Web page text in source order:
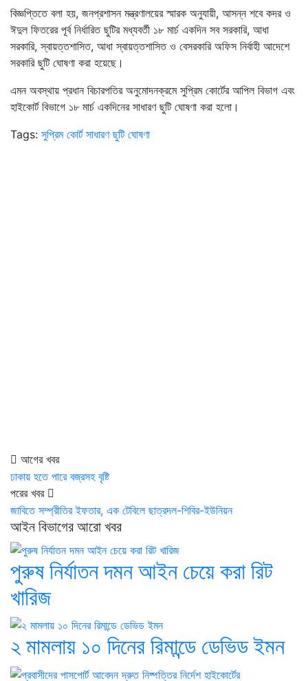
বিজ্ঞপ্তিতে বলা হয়, জনপ্রশাসন মন্ত্রণালয়ের স্মারক অনুযায়ী, আসন্ন শবে কদর ও
ঈদুল ফিতরের পূর্ব নির্ধারিত ছুটির মধ্যবর্তী ১৮ মার্চ একদিন সব সরকারি, আধা
সরকারি, স্বায়ত্তশাসিত, আধা স্বায়ত্তশাসিত ও বেসরকারি অফিস নির্বাহী আদেশে
সরকারি ছুটি ঘোষণা করা হয়েছে।
এমন অবস্থায় প্রধান বিচারপতির অনুমোদনক্রমে সুপ্রিম কোর্টের আপিল বিভাগ এবং
হাইকোর্ট বিভাগে ১৮ মার্চ একদিনের সাধারণ ছুটি ঘোষণা করা হলো।
Tags: সুপ্রিম কোর্ট সাধারণ ছুটি ঘোষণা
আগের খবর
ঢাকায় হতে পারে বজ্রসহ বৃষ্টি
পরের খবর
জাবিতে সম্প্রীতির ইফতার, এক টেবিলে ছাত্রদল-শিবির-ইউনিয়ন
আইন বিভাগের আরো খবর
পুরুষ নির্যাতন দমন আইন চেয়ে করা রিট
খারিজ
২ মামলায় ১০ দিনের রিমান্ডে ডেভিড ইমন